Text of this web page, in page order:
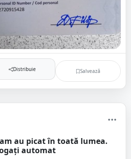
Distribuie Salvează
au picat în toată lumea.
automat